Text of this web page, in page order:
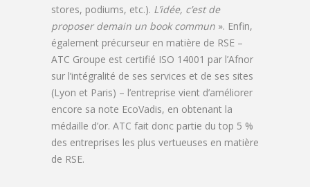
stores, podiums, etc.). L’idée, c’est de
proposer demain un book commun ». Enfin,
également précurseur en matière de RSE –
ATC Groupe est certifié ISO 14001 par l’Afnor
sur l’intégralité de ses services et de ses sites
(Lyon et Paris) – l’entreprise vient d’améliorer
encore sa note EcoVadis, en obtenant la
médaille d’or. ATC fait donc partie du top 5 %
des entreprises les plus vertueuses en matière
de RSE.